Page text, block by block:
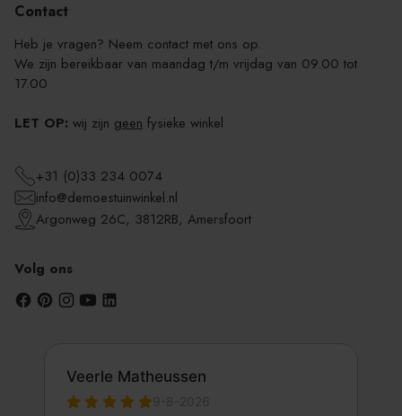
Contact
Heb je vragen? Neem contact met ons op.
We zijn bereikbaar van maandag t/m vrijdag van 09.00 tot
17.00
LET OP: wij zijn geen fysieke winkel
+31 (0)33 234 0074
info@demoestuinwinkel.nl
Argonweg 26C, 3812RB, Amersfoort
Volg ons